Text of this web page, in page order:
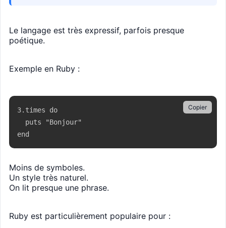
Le langage est très expressif, parfois presque
poétique.
Exemple en Ruby :
3.times do
  puts "Bonjour"
end
Copier
Moins de symboles.
Un style très naturel.
On lit presque une phrase.
Ruby est particulièrement populaire pour :